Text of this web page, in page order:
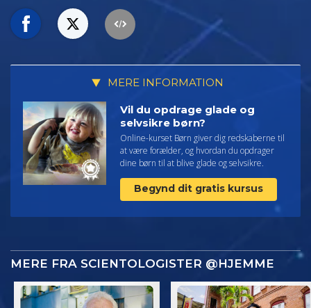
MERE INFORMATION
Vil du opdrage glade og
selvsikre børn?
Online-kurset Børn giver dig redskaberne til
at være forælder, og hvordan du opdrager
dine børn til at blive glade og selvsikre.
Begynd dit gratis kursus
MERE FRA SCIENTOLOGISTER @HJEMME